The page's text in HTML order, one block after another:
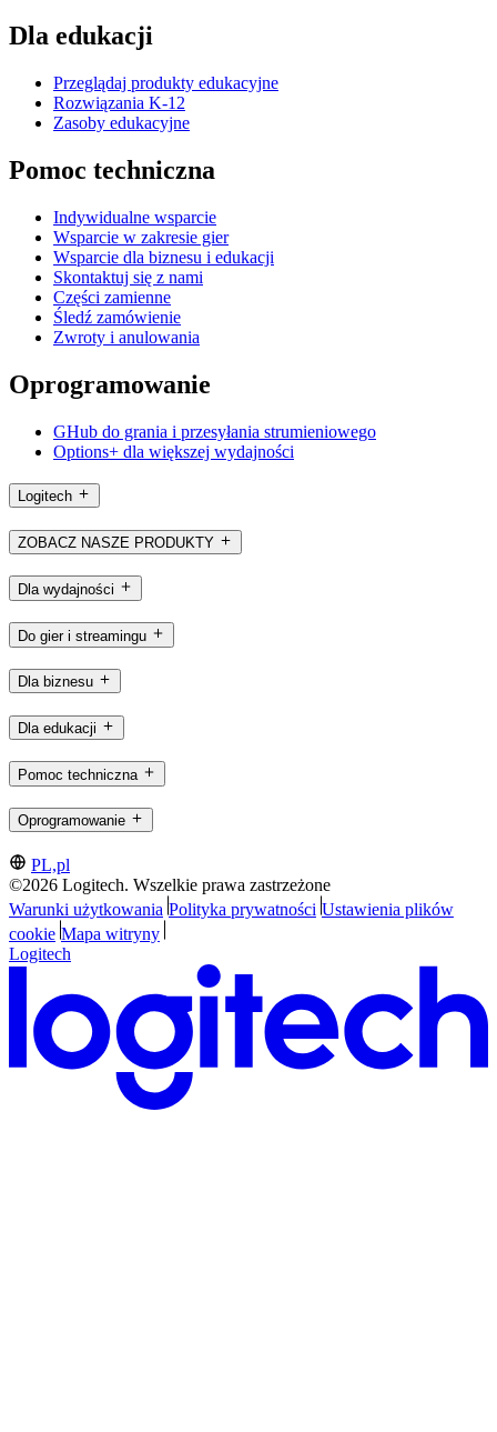
Dla edukacji
Przeglądaj produkty edukacyjne
Rozwiązania K-12
Zasoby edukacyjne
Pomoc techniczna
Indywidualne wsparcie
Wsparcie w zakresie gier
Wsparcie dla biznesu i edukacji
Skontaktuj się z nami
Części zamienne
Śledź zamówienie
Zwroty i anulowania
Oprogramowanie
GHub do grania i przesyłania strumieniowego
Options+ dla większej wydajności
Logitech
ZOBACZ NASZE PRODUKTY
Dla wydajności
Do gier i streamingu
Dla biznesu
Dla edukacji
Pomoc techniczna
Oprogramowanie
PL,pl
©2026 Logitech. Wszelkie prawa zastrzeżone
Warunki użytkowania Polityka prywatności Ustawienia plików
cookie Mapa witryny
Logitech